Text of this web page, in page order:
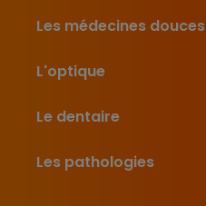
Les médecines douces
L'optique
Le dentaire
Les pathologies